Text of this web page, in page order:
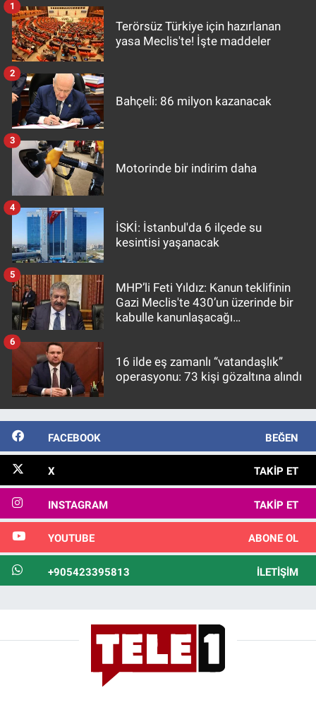
Terörsüz Türkiye için hazırlanan
yasa Meclis'te! İşte maddeler
1
Bahçeli: 86 milyon kazanacak
2
Motorinde bir indirim daha
3
İSKİ: İstanbul'da 6 ilçede su
kesintisi yaşanacak
4
MHP’li Feti Yıldız: Kanun teklifinin
Gazi Meclis'te 430’un üzerinde bir
kabulle kanunlaşacağı
5
16 ilde eş zamanlı “vatandaşlık”
operasyonu: 73 kişi gözaltına alındı
6
FACEBOOK BEĞEN
X TAKIP ET
INSTAGRAM TAKIP ET
YOUTUBE ABONE OL
+905423395813 İLETIŞIM